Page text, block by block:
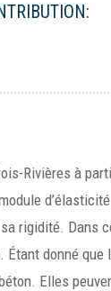
Rivières à
rigidité. Dans
donné que
Elles